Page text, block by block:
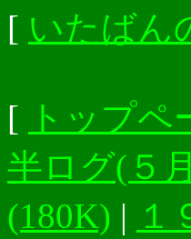
[ いたばん
[ トップペ
半ログ(５
(180K) | １